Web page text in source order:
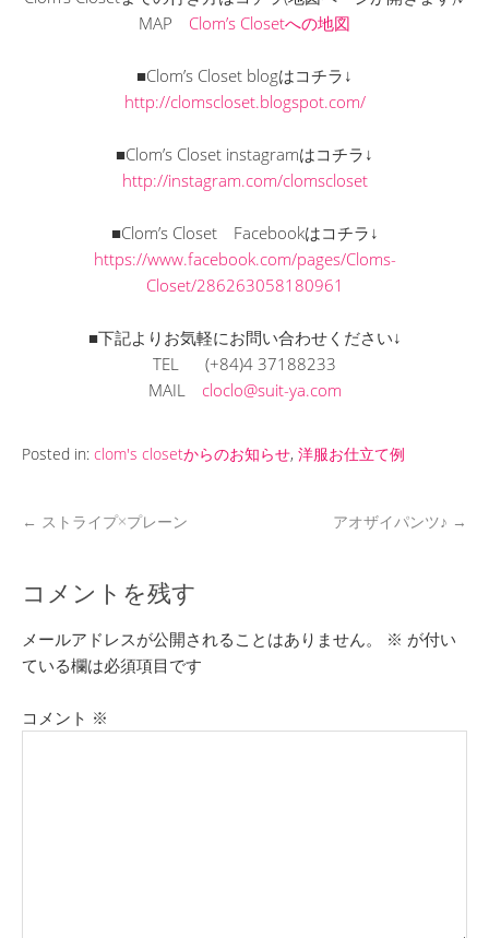
MAP Clom’s Closetへの地図
■Clom’s Closet blogはコチラ↓
http://clomscloset.blogspot.com/
■Clom’s Closet instagramはコチラ↓
http://instagram.com/clomscloset
■Clom’s Closet Facebookはコチラ↓
https://www.facebook.com/pages/Cloms-
Closet/286263058180961
■下記よりお気軽にお問い合わせください↓
TEL (+84)4 37188233
MAIL cloclo@suit-ya.com
Posted in: clom's closetからのお知らせ, 洋服お仕立て例
← ストライプ×プレーン アオザイパンツ♪ →
コメントを残す
メールアドレスが公開されることはありません。 ※ が付い
ている欄は必須項目です
コメント ※